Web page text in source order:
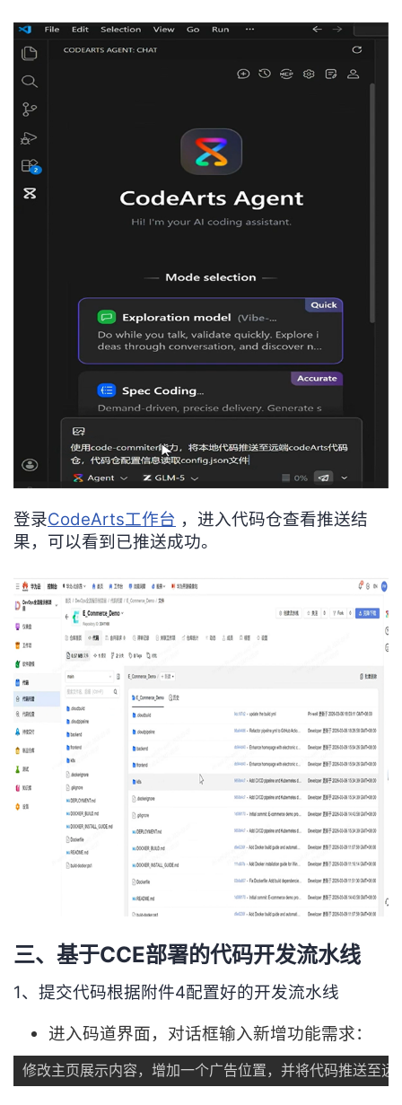
登录CodeArts工作台 ，进入代码仓查看推送结
果，可以看到已推送成功。
三、基于CCE部署的代码开发流水线
1、提交代码根据附件4配置好的开发流水线
进入码道界面，对话框输入新增功能需求：
修改主页展示内容，增加一个广告位置，并将代码推送至远